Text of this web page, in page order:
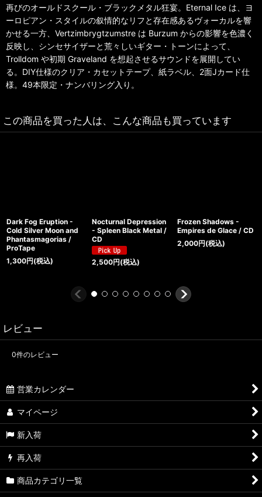
再びのオールドスクール・ブラックメタル狂宴。Eternal Ice は、ヨ
ーロピアン・スタイルの叙情的なリフと存在感あるヴォーカルを響
かせる一方、Vertzimbrygtzumstre は Burzum からの影響を色濃く
反映し、シンセサイザーと荒々しいギター・トーンによって、
Trolldom や初期 Graveland を想起させるサウンドを展開してい
る。DIY仕様のクリア・カセットテープ、紙ラベル、2面Jカード仕
様。49本限定・ナンバリング入り。
この商品を買った人は、こんな商品も買っています
Dark Fog Eruption -
Cold Silver Moon and
Phantasmagorias /
ProTape
1,300円(税込)
Nocturnal Depression
- Spleen Black Metal /
CD
2,500円(税込)
Frozen Shadows -
Empires de Glace / CD
2,000円(税込)
レビュー
0件のレビュー
営業カレンダー
マイページ
新入荷
再入荷
商品カテゴリ一覧